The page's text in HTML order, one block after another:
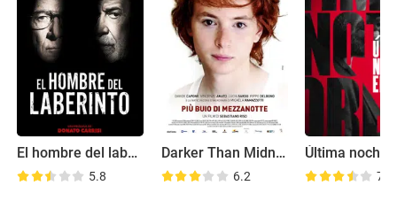
El hombre del laberinto
5.8
Darker Than Midnight
6.2 7.1